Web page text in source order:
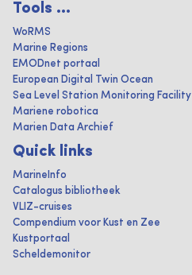
Tools ...
WoRMS
Marine Regions
EMODnet portaal
European Digital Twin Ocean
Sea Level Station Monitoring Facility
Mariene robotica
Marien Data Archief
Quick links
MarineInfo
Catalogus bibliotheek
VLIZ-cruises
Compendium voor Kust en Zee
Kustportaal
Scheldemonitor